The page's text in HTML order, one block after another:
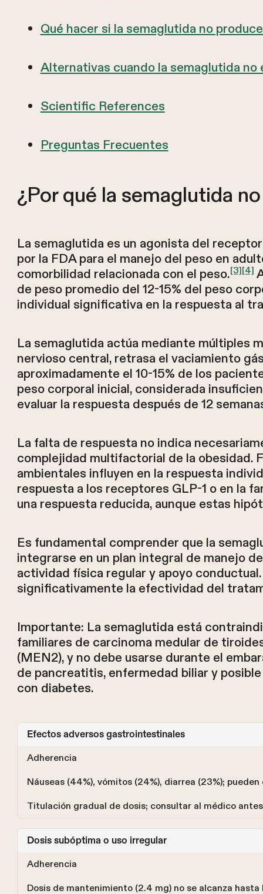
Qué hacer si la semaglutida no
Alternativas cuando la semaglutida no
Scientific References
Preguntas Frecuentes
¿Por qué la semaglutida
La semaglutida es un agonista del
por la FDA para el manejo del peso en
comorbilidad relacionada con el peso.[3][4]
de peso promedio del 12-15% del peso
individual significativa en la respuesta al
La semaglutida actúa mediante múltiples
nervioso central, retrasa el vaciamiento
aproximadamente el 10-15% de los
peso corporal inicial, considerada
evaluar la respuesta después de 12
La falta de respuesta no indica
complejidad multifactorial de la obesidad.
ambientales influyen en la respuesta
respuesta a los receptores GLP-1 o en la
una respuesta reducida, aunque estas
Es fundamental comprender que la
integrarse en un plan integral de manejo
actividad física regular y apoyo
significativamente la efectividad del
Importante: La semaglutida está
familiares de carcinoma medular de
(MEN2), y no debe usarse durante el
de pancreatitis, enfermedad biliar y
con diabetes.
Efectos adversos gastrointestinales
Adherencia
Náuseas (44%), vómitos (24%), diarrea (23%);
Titulación gradual de dosis; consultar al médico
Dosis subóptima o uso irregular
Adherencia
Dosis de mantenimiento (2.4 mg) no se alcanza hasta